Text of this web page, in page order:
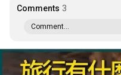
Comments 3
Comment...